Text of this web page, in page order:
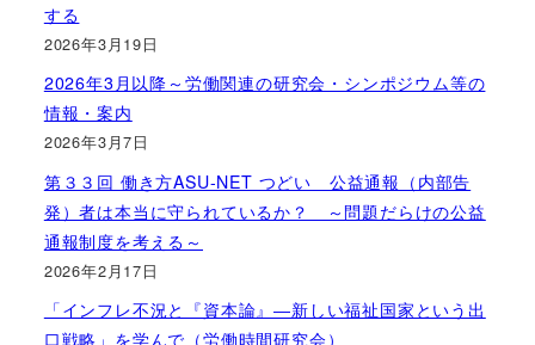
する
2026年3月19日
2026年3月以降～労働関連の研究会・シンポジウム等の
情報・案内
2026年3月7日
第３３回 働き方ASU-NET つどい 公益通報（内部告
発）者は本当に守られているか？ ～問題だらけの公益
通報制度を考える～
2026年2月17日
「インフレ不況と『資本論』―新しい福祉国家という出
口戦略」を学んで（労働時間研究会）